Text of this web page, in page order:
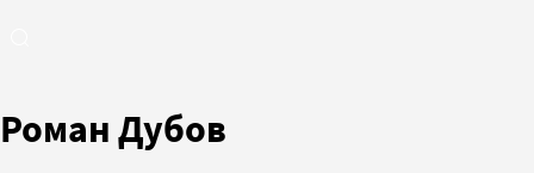
Роман Дубов